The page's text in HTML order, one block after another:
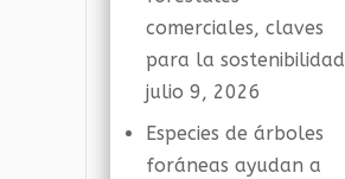
comerciales, claves
para la sostenibilidad
julio 9, 2026
Especies de árboles
foráneas ayudan a